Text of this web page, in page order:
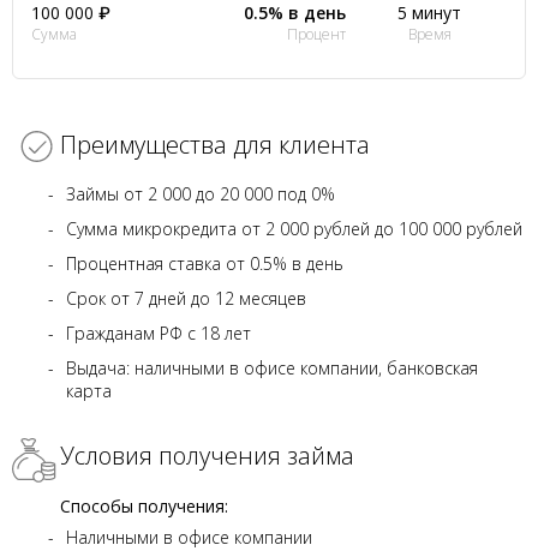
100 000 ₽
Сумма
0.5% в день
Процент
5 минут
Время
Преимущества для клиента
Займы от 2 000 до 20 000 под 0%
Сумма микрокредита от 2 000 рублей до 100 000 рублей
Процентная ставка от 0.5% в день
Срок от 7 дней до 12 месяцев
Гражданам РФ с 18 лет
Выдача: наличными в офисе компании, банковская
карта
Условия получения займа
Способы получения:
Наличными в офисе компании